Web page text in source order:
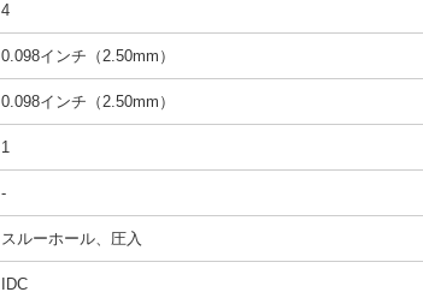
4
0.098インチ（2.50mm）
0.098インチ（2.50mm）
1
-
スルーホール、圧入
IDC